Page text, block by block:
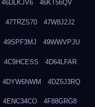
46DLKJV6 46KT56QV
47TRZS70 47W8J2J2
49SPF3MJ 49WWVPJU
4C9HCESS 4D64LFAR
4DYW6NWM 4DZ5J3RQ
4ENC34CO 4F88GRG8